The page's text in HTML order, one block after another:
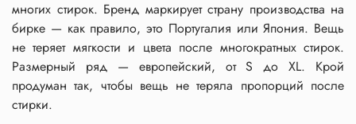
многих стирок. Бренд маркирует страну производства на
бирке — как правило, это Португалия или Япония. Вещь
не теряет мягкости и цвета после многократных стирок.
Размерный ряд — европейский, от S до XL. Крой
продуман так, чтобы вещь не теряла пропорций после
стирки.